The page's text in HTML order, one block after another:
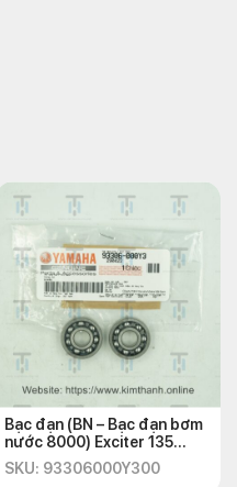
Bạc đạn (BN – Bạc đạn bơm
nước 8000) Exciter 135
2010
SKU: 93306000Y300